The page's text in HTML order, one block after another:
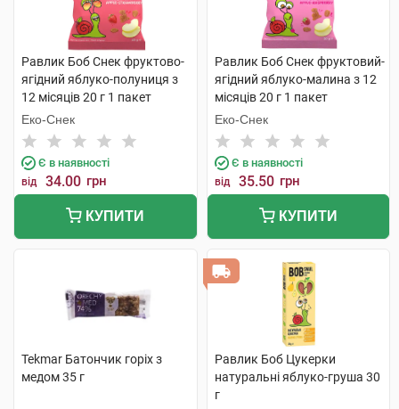
Равлик Боб Снек фруктово-
ягідний яблуко-полуниця з
12 місяців 20 г 1 пакет
Еко-Снек
Є в наявності
від 34.00 грн
КУПИТИ
Равлик Боб Снек фруктовий-
ягідний яблуко-малина з 12
місяців 20 г 1 пакет
Еко-Снек
Є в наявності
від 35.50 грн
КУПИТИ
Tekmar Батончик горіх з
медом 35 г
Равлик Боб Цукерки
натуральні яблуко-груша 30
г